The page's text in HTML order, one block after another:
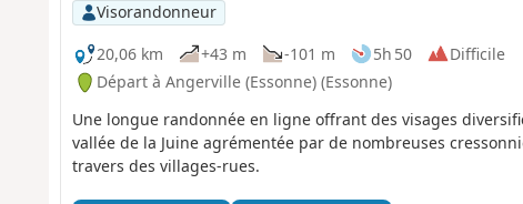
Visorandonneur
20,06 km
+43 m -101 m 5h 50
Difficile
Départ à Angerville (Essonne) (Essonne)
Une longue randonnée en ligne offrant des visages
vallée de la Juine agrémentée par de nombreuses
travers des villages-rues.